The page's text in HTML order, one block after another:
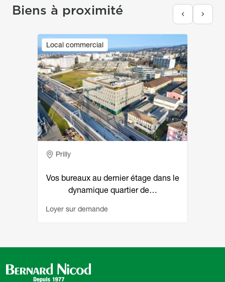
Biens à proximité
Local commercial
Image
Adresse
Prilly
Vos bureaux au dernier étage dans le
dynamique quartier de…
Loyer sur demande